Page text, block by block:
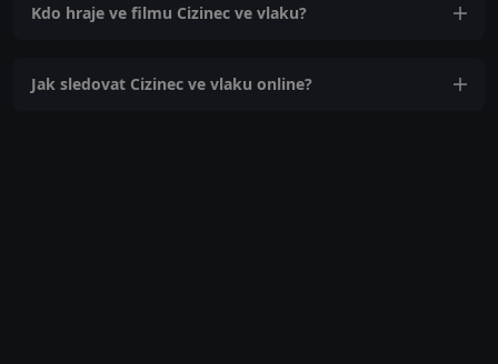
Kdo hraje ve filmu Cizinec ve vlaku?
Jak sledovat Cizinec ve vlaku online?